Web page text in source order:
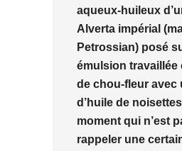
aqueux-huileux
Alverta impérial
Petrossian) posé
émulsion travaillée
de chou-fleur avec
d’huile de
moment qui n’est
rappeler une